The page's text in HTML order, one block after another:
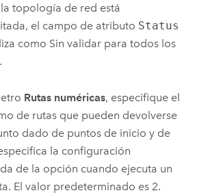
topología de red está
el campo de atributo Status
como Sin validar para todos los
Rutas numéricas, especifique el
de rutas que pueden devolverse
dado de puntos de inicio y de
la configuración
de la opción cuando ejecuta un
El valor predeterminado es 2.